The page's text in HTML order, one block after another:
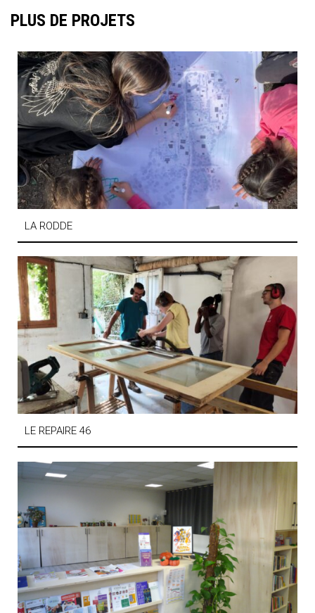
PLUS DE PROJETS
LA RODDE
LE REPAIRE 46